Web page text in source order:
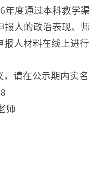
年度通过本科教学
报人的政治表现、
人材料在线上进
请在公示期内实
师